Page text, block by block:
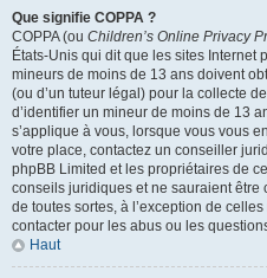
Que signifie COPPA ?
COPPA (ou Children’s Online Privacy
États-Unis qui dit que les sites Internet
mineurs de moins de 13 ans doivent
(ou d’un tuteur légal) pour la collecte
d’identifier un mineur de moins de 13
s’applique à vous, lorsque vous vous
votre place, contactez un conseiller
phpBB Limited et les propriétaires de
conseils juridiques et ne sauraient
de toutes sortes, à l’exception de
contacter pour les abus ou les
Haut